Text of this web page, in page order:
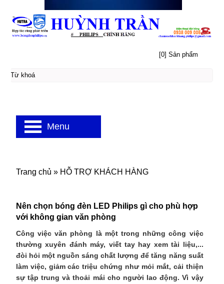
Nên chọn bóng đèn LED Philips gì cho phù hợp
với không gian văn phòng
Công việc văn phòng là một trong những công việc
thường xuyên đánh máy, viết tay hay xem tài liệu,...
đòi hỏi một nguồn sáng chất lượng để tăng năng suất
làm việc, giảm các triệu chứng như mỏi mắt, cải thiện
sự tập trung và thoải mái cho người lao động. Vì vậy
Trang chủ » HỖ TRỢ KHÁCH HÀNG
[0] Sản phẩm
Menu